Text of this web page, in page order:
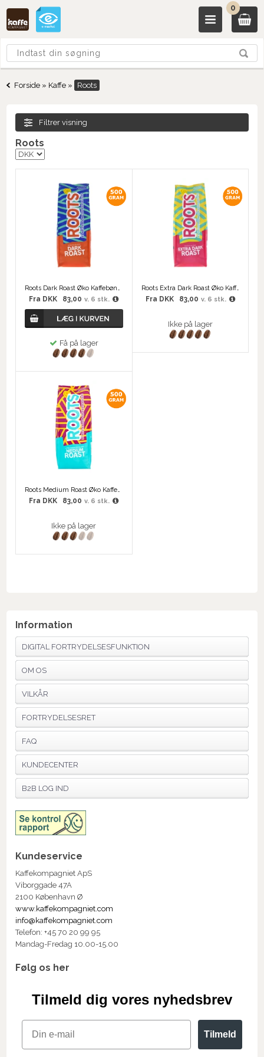
0
Forside » Kaffe » Roots
Filtrer visning
Roots
Roots Dark Roast Øko Kaffebønner
Fra DKK 83,00 v. 6 stk.
Få på lager
Roots Extra Dark Roast Øko Kaffebønner
Fra DKK 83,00 v. 6 stk.
Ikke på lager
Roots Medium Roast Øko Kaffebønner
Fra DKK 83,00 v. 6 stk.
Ikke på lager
Information
DIGITAL FORTRYDELSESFUNKTION
OM OS
VILKÅR
FORTRYDELSESRET
FAQ
KUNDECENTER
B2B LOG IND
Kundeservice
Kaffekompagniet ApS
Viborggade 47A
2100 København Ø
www.kaffekompagniet.com
info@kaffekompagniet.com
Telefon: +45 70 20 99 95
Mandag-Fredag 10.00-15.00
Følg os her
Tilmeld dig vores nyhedsbrev
Email
Tilmeld